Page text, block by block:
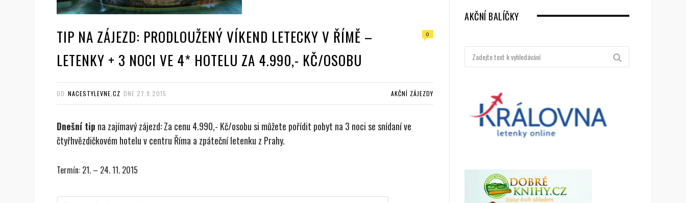
TIP NA ZÁJEZD: PRODLOUŽENÝ VÍKEND LETECKY V ŘÍMĚ –
LETENKY + 3 NOCI VE 4* HOTELU ZA 4.990,- KČ/OSOBU
0
OD NACESTYLEVNE.CZ DNE 27.9.2015 AKČNÍ ZÁJEZDY
Dnešní tip na zajímavý zájezd: Za cenu 4.990,- Kč/osobu si můžete pořídit pobyt na 3 noci se snídaní ve
čtyřhvězdičkovém hotelu v centru Říma a zpáteční letenku z Prahy.
Termín: 21. – 24. 11. 2015
destinací
AKČNÍ BALÍČKY
Hledat: